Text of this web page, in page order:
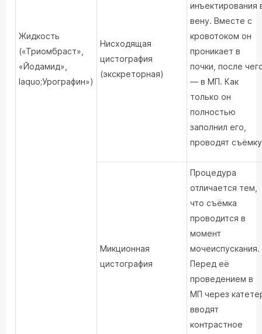
Жидкость
(«Триомбраст»,
«Йодамид»,
laquo;Урографин»)
Нисходящая
цистография
(экскреторная)
инъектирования
вену. Вместе с
кровотоком он
проникает в
почки, после
— в МП. Как
только он
полностью
заполнил его,
проводят
Микционная
цистография
Процедура
отличается тем,
что съёмка
проводится в
момент
мочеиспускания.
Перед её
проведением в
МП через
вводят
контрастное